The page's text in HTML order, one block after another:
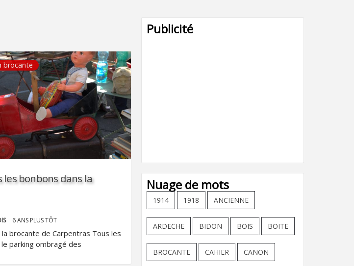
brocante
bonbons dans la
6 ANS PLUS TÔT
la brocante de Carpentras Tous les
parking ombragé des
Publicité
Nuage de mots
1914 1918 ANCIENNE
ARDECHE BIDON BOIS BOITE
BROCANTE CAHIER CANON